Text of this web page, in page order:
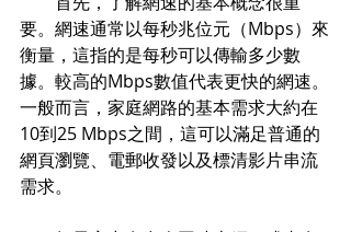
要。網速通常以每秒兆位元（Mbps）來
衡量，這指的是每秒可以傳輸多少數
據。較高的Mbps數值代表更快的網速。
一般而言，家庭網路的基本需求大約在
10到25 Mbps之間，這可以滿足普通的
網頁瀏覽、電郵收發以及標清影片串流
需求。